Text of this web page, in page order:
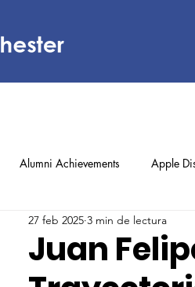
Alumni Achievements Apple
Elementary Middle School
Juan
27 feb 2025 3 min de lectura